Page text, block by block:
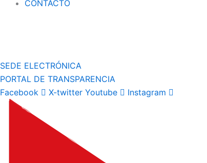
CONTACTO
SEDE ELECTRÓNICA
PORTAL DE TRANSPARENCIA
Facebook
X-twitter Youtube Instagram